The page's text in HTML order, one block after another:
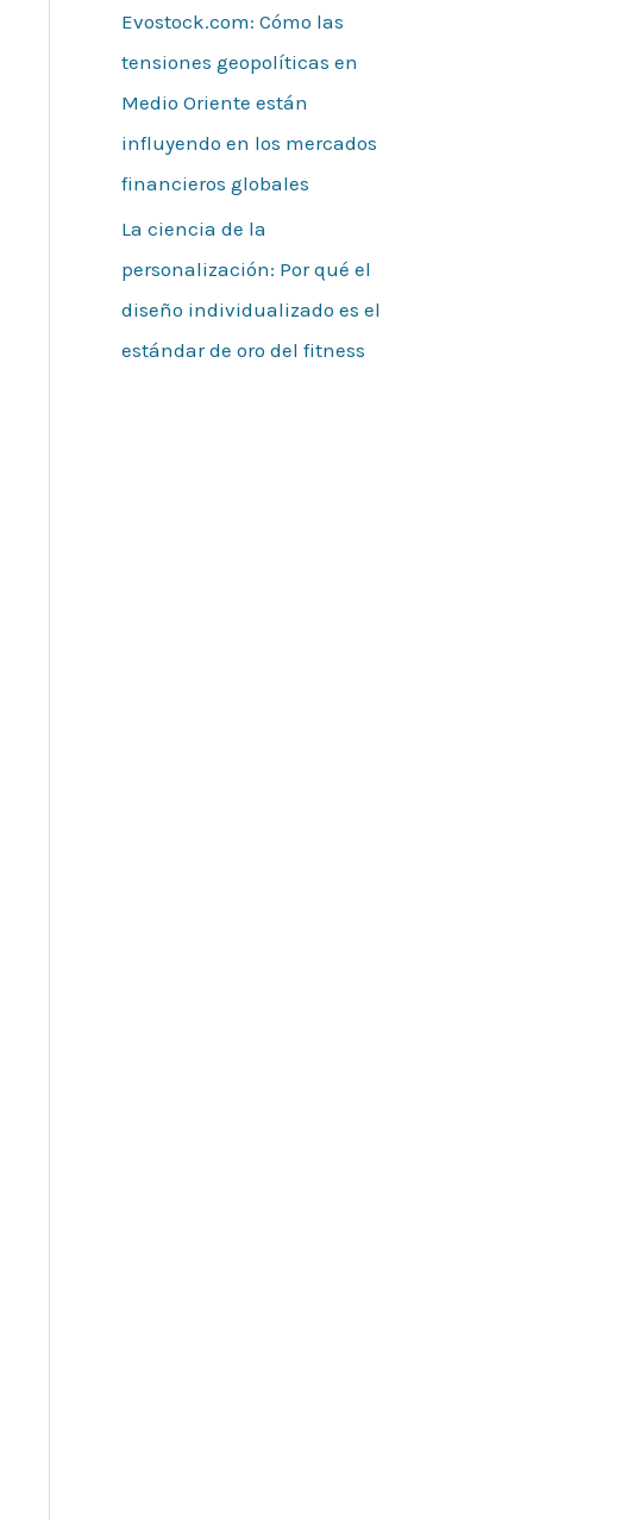
Evostock.com: Cómo las
tensiones geopolíticas en
Medio Oriente están
influyendo en los mercados
financieros globales
La ciencia de la
personalización: Por qué el
diseño individualizado es el
estándar de oro del fitness